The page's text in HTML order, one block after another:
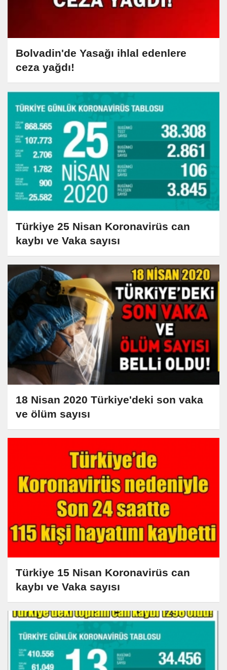
Bolvadin'de Yasağı ihlal edenlere
ceza yağdı!
Türkiye 25 Nisan Koronavirüs can
kaybı ve Vaka sayısı
18 Nisan 2020 Türkiye'deki son vaka
ve ölüm sayısı
Türkiye 15 Nisan Koronavirüs can
kaybı ve Vaka sayısı